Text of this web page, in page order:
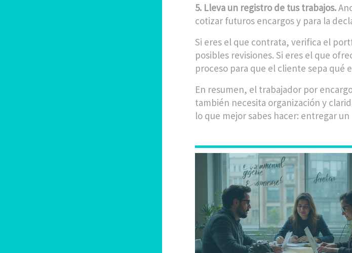
5. Lleva un registro de tus trabajos.
cotizar futuros encargos y para la
Si eres el que contrata, verifica el
posibles revisiones. Si eres el que
proceso para que el cliente sepa qué
En resumen, el trabajador por
también necesita organización y
lo que mejor sabes hacer: entregar